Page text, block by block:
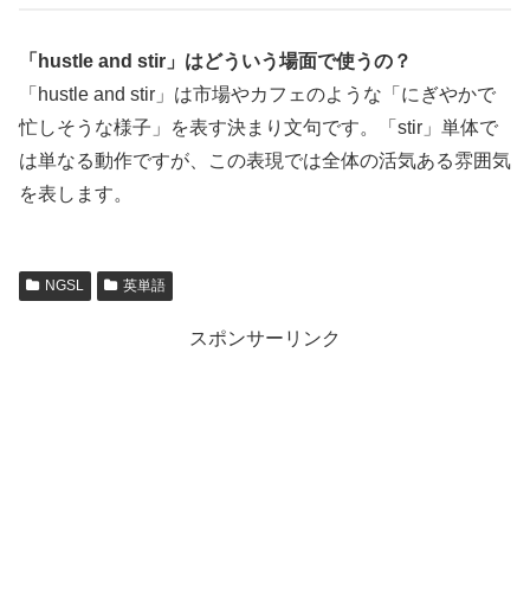
「hustle and stir」はどういう場面で使うの？
「hustle and stir」は市場やカフェのような「にぎやかで
忙しそうな様子」を表す決まり文句です。「stir」単体で
は単なる動作ですが、この表現では全体の活気ある雰囲気
を表します。
NGSL 英単語
スポンサーリンク